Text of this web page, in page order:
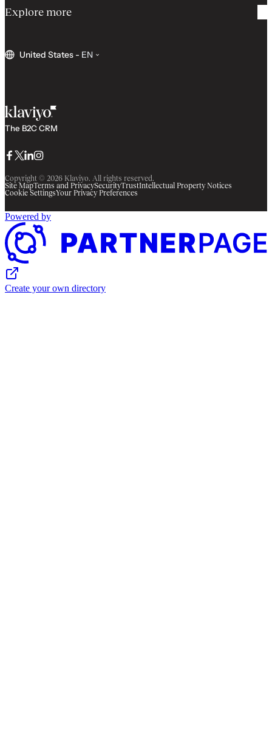
Explore more
United States - EN
The B2C CRM
Facebook
Twitter
LinkedIn
Instagram
Copyright © 2026 Klaviyo. All rights reserved.
Site MapTerms and PrivacySecurityTrustIntellectual Property Notices
Cookie SettingsYour Privacy Preferences
Powered by
Create your own directory